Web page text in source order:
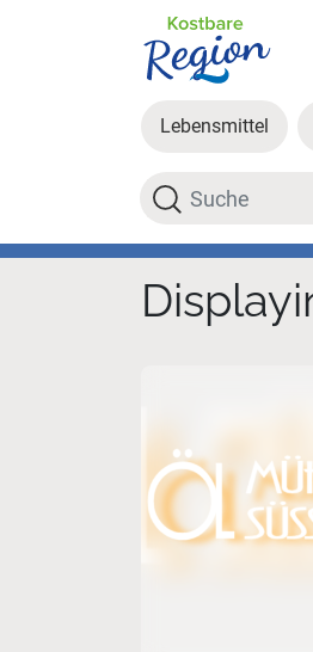
Lebensmittel
Search